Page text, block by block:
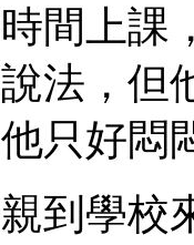
間上課
法，但
只好悶
學校